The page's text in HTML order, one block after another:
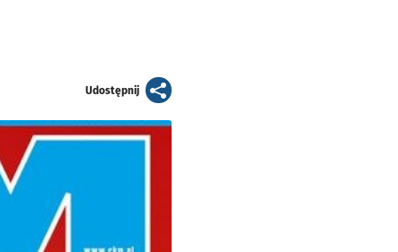
Udostępnijartykuł